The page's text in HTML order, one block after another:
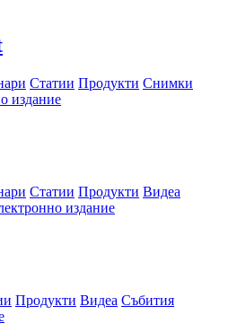
Статии Продукти Снимки
издание
Статии Продукти Видеа
издание
Продукти Видеа Събития